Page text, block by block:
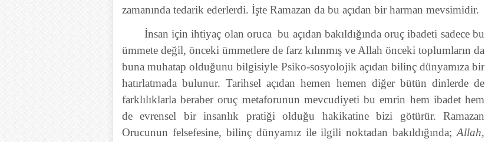
zamanında tedarik ederlerdi. İşte Ramazan da bu açıdan bir harman mevsimidir.
İnsan için ihtiyaç olan oruca bu açıdan bakıldığında oruç ibadeti sadece bu
ümmete değil, önceki ümmetlere de farz kılınmış ve Allah önceki toplumların da
buna muhatap olduğunu bilgisiyle Psiko-sosyolojik açıdan bilinç dünyamıza bir
hatırlatmada bulunur. Tarihsel açıdan hemen hemen diğer bütün dinlerde de
farklılıklarla beraber oruç metaforunun mevcudiyeti bu emrin hem ibadet hem
de evrensel bir insanlık pratiği olduğu hakikatine bizi götürür. Ramazan
Orucunun felsefesine, bilinç dünyamız ile ilgili noktadan bakıldığında; Allah,